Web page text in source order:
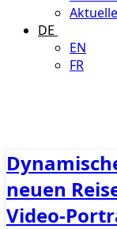
DE
EN
FR
neuen
Video-